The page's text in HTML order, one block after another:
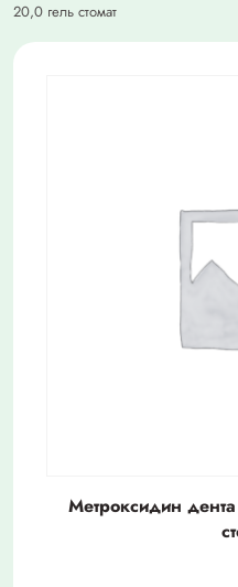
20,0 гель стомат
Метроксидин